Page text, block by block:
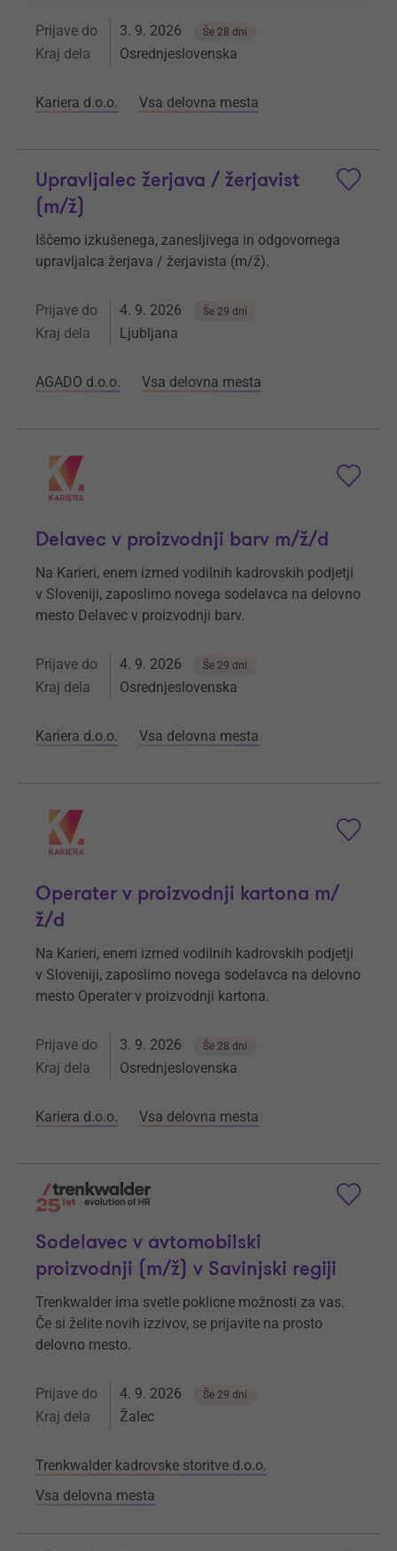
Prijave do 3. 9. 2026 Še 28 dni
Kraj dela Osrednjeslovenska
Kariera d.o.o. Vsa delovna mesta
Upravljalec žerjava / žerjavist
(m/ž)
Iščemo izkušenega, zanesljivega in odgovornega
upravljalca žerjava / žerjavista (m/ž).
Prijave do 4. 9. 2026 Še 29 dni
Kraj dela Ljubljana
AGADO d.o.o. Vsa delovna mesta
Delavec v proizvodnji barv m/ž/d
Na Karieri, enem izmed vodilnih kadrovskih podjetji
v Sloveniji, zaposlimo novega sodelavca na delovno
mesto Delavec v proizvodnji barv.
Prijave do 4. 9. 2026 Še 29 dni
Kraj dela Osrednjeslovenska
Kariera d.o.o. Vsa delovna mesta
Operater v proizvodnji kartona m/
ž/d
Na Karieri, enem izmed vodilnih kadrovskih podjetji
v Sloveniji, zaposlimo novega sodelavca na delovno
mesto Operater v proizvodnji kartona.
Prijave do 3. 9. 2026 Še 28 dni
Kraj dela Osrednjeslovenska
Kariera d.o.o. Vsa delovna mesta
Sodelavec v avtomobilski
proizvodnji (m/ž) v Savinjski regiji
Trenkwalder ima svetle poklicne možnosti za vas.
Če si želite novih izzivov, se prijavite na prosto
delovno mesto.
Prijave do 4. 9. 2026 Še 29 dni
Kraj dela Žalec
Trenkwalder kadrovske storitve d.o.o.
Vsa delovna mesta